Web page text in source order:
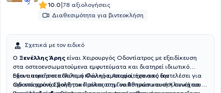
10.0|78 αξιολογήσεις
Διαθεσιμότητα για βιντεοκλήση
Σχετικά με τον ειδικό
Ο Ξενέλλης Άρης είναι Χειρουργός Οδοντίατρος με εξειδίκευση
στα οστεοενσωματούμενα εμφυτεύματα και διατηρεί ιδιωτικό
οδοντιατρείο στο Παλαιό Φάληρο. Αποφοίτησε από την
Οδοντιατρική Σχολή του Πανεπιστημίου Αθηνών και στη συνέχεια
Έχει αποκτήσει πολύτιμη κλινική εμπειρία, έχοντας διατελέσει για
αρκετά χρόνια βοηθητικό μέλος στη Γναθοπροσωπική Κλινική του